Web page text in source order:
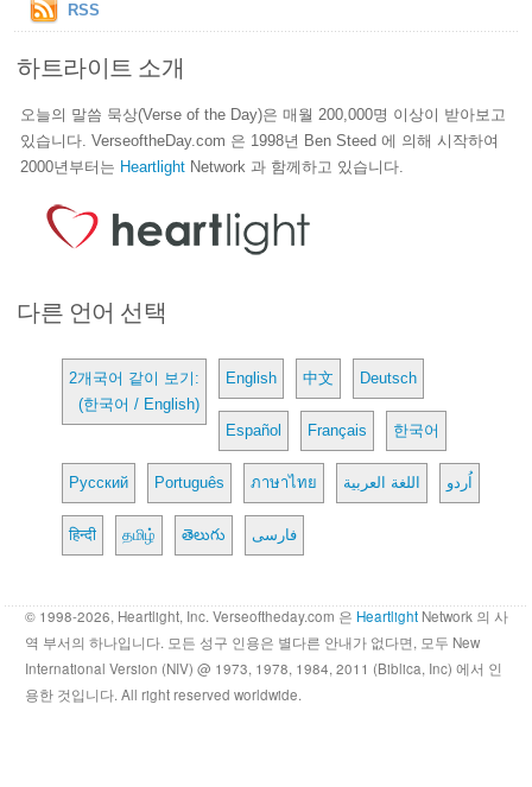
RSS
하트라이트 소개
오늘의 말씀 묵상(Verse of the Day)은 매월 200,000명 이상이 받아보고
있습니다. VerseoftheDay.com 은 1998년 Ben Steed 에 의해 시작하여
2000년부터는 Heartlight Network 과 함께하고 있습니다.
다른 언어 선택
2개국어 같이 보기:
(한국어 / English)
English 中文 Deutsch
Español Français 한국어
Русский Português ภาษาไทย اللغة العربية اُردو
हिन्दी தமிழ் తెలుగు فارسی
© 1998-2026, Heartlight, Inc. Verseoftheday.com 은 Heartlight Network 의 사
역 부서의 하나입니다. 모든 성구 인용은 별다른 안내가 없다면, 모두 New
International Version (NIV) @ 1973, 1978, 1984, 2011 (Biblica, Inc) 에서 인
용한 것입니다. All right reserved worldwide.